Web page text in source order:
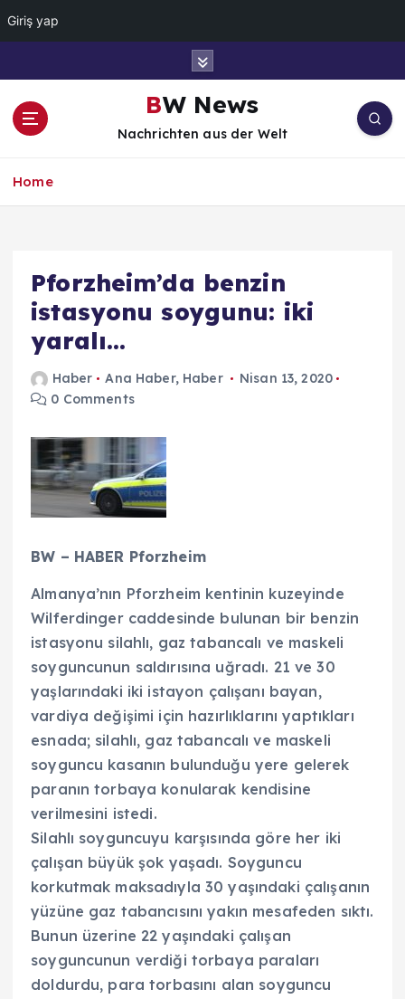
Giriş yap
BW News
Nachrichten aus der Welt
Home
Pforzheim’da benzin
istasyonu soygunu: iki
yaralı…
Haber Ana Haber, Haber
Nisan 13, 2020
0 Comments
BW – HABER Pforzheim
Almanya’nın Pforzheim kentinin kuzeyinde
Wilferdinger caddesinde bulunan bir benzin
istasyonu silahlı, gaz tabancalı ve maskeli
soyguncunun saldırısına uğradı. 21 ve 30
yaşlarındaki iki istayon çalışanı bayan,
vardiya değişimi için hazırlıklarını yaptıkları
esnada; silahlı, gaz tabancalı ve maskeli
soyguncu kasanın bulunduğu yere gelerek
paranın torbaya konularak kendisine
verilmesini istedi.
Silahlı soyguncuyu karşısında göre her iki
çalışan büyük şok yaşadı. Soyguncu
korkutmak maksadıyla 30 yaşındaki çalışanın
yüzüne gaz tabancısını yakın mesafeden sıktı.
Bunun üzerine 22 yaşındaki çalışan
soyguncunun verdiği torbaya paraları
doldurdu, para torbasını alan soyguncu